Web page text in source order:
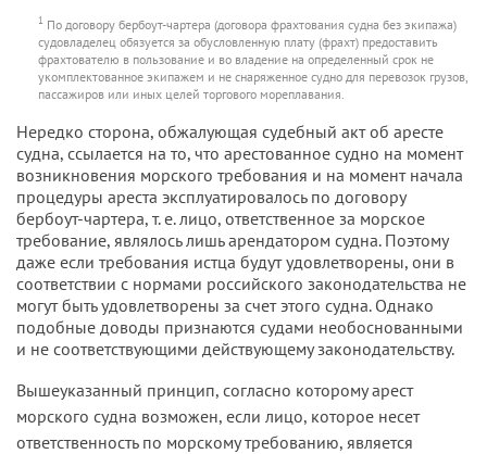
1 По договору бербоут-чартера (договора фрахтования судна без экипажа)
судовладелец обязуется за обусловленную плату (фрахт) предоставить
фрахтователю в пользование и во владение на определенный срок не
укомплектованное экипажем и не снаряженное судно для перевозок грузов,
пассажиров или иных целей торгового мореплавания.
Нередко сторона, обжалующая судебный акт об аресте
судна, ссылается на то, что арестованное судно на момент
возникновения морского требования и на момент начала
процедуры ареста эксплуатировалось по договору
бербоут-чартера, т. е. лицо, ответственное за морское
требование, являлось лишь арендатором судна. Поэтому
даже если требования истца будут удовлетворены, они в
соответствии с нормами российского законодательства не
могут быть удовлетворены за счет этого судна. Однако
подобные доводы признаются судами необоснованными
и не соответствующими действующему законодательству.
Вышеуказанный принцип, согласно которому арест
морского судна возможен, если лицо, которое несет
ответственность по морскому требованию, является